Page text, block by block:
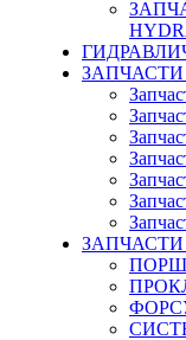
ЗАПЧАСТИ
ЗАПЧАСТИ